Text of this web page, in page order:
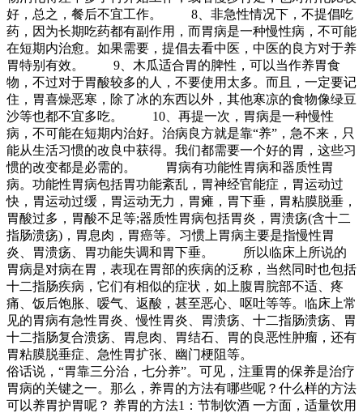
好，总之，餐后不宜工作。 8、非急性情况下，不提倡吃
药，因为长期吃药都有副作用，而胃病是一种慢性病，不可能
在短期内治愈。如果需要，提倡去看中医，中医的良方对于养
胃特别有效。 9、木瓜适合胃的脾性，可以当作养胃食
物，不过对于胃酸较多的人，不要使用太多。而且，一定要记
住，胃喜燥恶寒，除了冰的东西以外，其他寒凉的食物像绿豆
沙等也都不宜多吃。 10、再提一次，胃病是一种慢性
病，不可能在短期内治好。治病良方就是靠“养”，急不来，只
能从生活习惯的改良中获得。我们都需要一个好的胃，这些习
惯的改变都是必需的。 胃病有功能性胃病和器质性胃
病。功能性胃病包括胃功能紊乱，胃神经官能症，胃运动过
快，胃运动过缓，胃运动无力，胃瘫，胃下垂，胃粘膜脱垂，
胃酸过多，胃酸不足等;器质性胃病包括胃炎，胃溃疡(含十二
指肠溃疡)，胃息肉，胃癌等。习惯上胃病主要是指慢性胃
炎、胃溃疡、胃功能失调和胃下垂。 所以临床上所说的
胃病是对病在胃，表现在胃部的疾病的泛称，当然同时也包括
十二指肠疾病，它们有相似的症状，如上腹胃脘部不适、疼
痛、饭后饱胀、嗳气、返酸，甚至恶心、呕吐等等。临床上常
见的胃病有急性胃炎、慢性胃炎、胃溃疡、十二指肠溃疡、胃
十二指肠复合溃疡、胃息肉、胃结石、胃的良恶性肿瘤，还有
胃粘膜脱垂症、急性胃扩张、幽门梗阻等。
俗话说，“胃靠三分治，七分养”。可见，注重胃的保养是治疗
胃病的关键之一。那么，养胃的方法有哪些呢？什么样的方法
可以养胃护胃呢？ 养胃的方法1：节制饮酒 一方面，适量饮用